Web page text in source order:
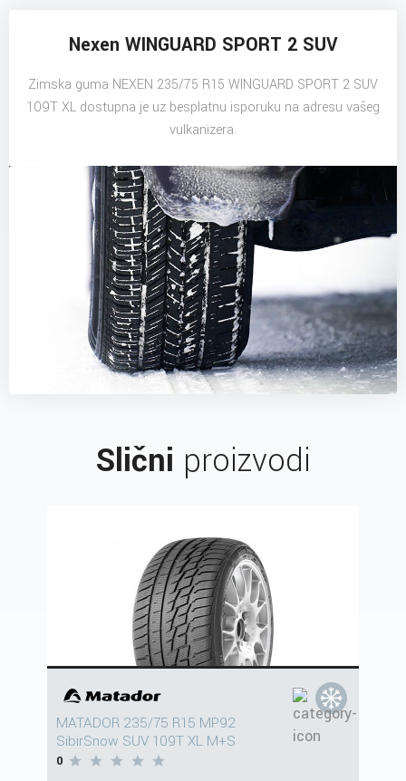
Nexen WINGUARD SPORT 2 SUV
Zimska guma NEXEN 235/75 R15 WINGUARD SPORT 2 SUV
109T XL dostupna je uz besplatnu isporuku na adresu vašeg
vulkanizera.
Slični proizvodi
MATADOR 235/75 R15 MP92
SibirSnow SUV 109T XL M+S
0